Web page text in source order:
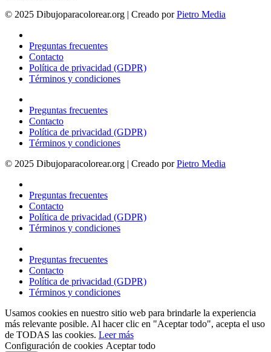
© 2025 Dibujoparacolorear.org | Creado porPietro Media
Preguntas frecuentes
Contacto
Política de privacidad (GDPR)
Términos y condiciones
Preguntas frecuentes
Contacto
Política de privacidad (GDPR)
Términos y condiciones
© 2025 Dibujoparacolorear.org | Creado porPietro Media
Preguntas frecuentes
Contacto
Política de privacidad (GDPR)
Términos y condiciones
Preguntas frecuentes
Contacto
Política de privacidad (GDPR)
Términos y condiciones
Usamos cookies en nuestro sitio web para brindarle la experiencia
más relevante posible. Al hacer clic en "Aceptar todo", acepta el uso
de TODAS las cookies. Leer más
Configuración de cookies Aceptar todo